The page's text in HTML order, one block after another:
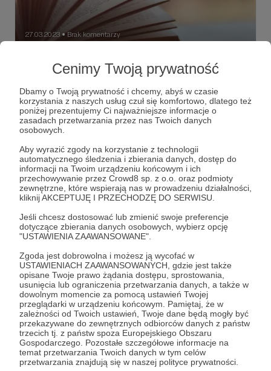
Cenimy Twoją prywatność
Dbamy o Twoją prywatność i chcemy, abyś w czasie
korzystania z naszych usług czuł się komfortowo, dlatego też
poniżej prezentujemy Ci najważniejsze informacje o
zasadach przetwarzania przez nas Twoich danych
osobowych.
Aby wyrazić zgody na korzystanie z technologii
automatycznego śledzenia i zbierania danych, dostęp do
informacji na Twoim urządzeniu końcowym i ich
przechowywanie przez Crowd8 sp. z o.o. oraz podmioty
zewnętrzne, które wspierają nas w prowadzeniu działalności,
kliknij AKCEPTUJĘ I PRZECHODZĘ DO SERWISU.
Jeśli chcesz dostosować lub zmienić swoje preferencje
dotyczące zbierania danych osobowych, wybierz opcję
"USTAWIENIA ZAAWANSOWANE".
Zgoda jest dobrowolna i możesz ją wycofać w
USTAWIENIACH ZAAWANSOWANYCH, gdzie jest także
opisane Twoje prawo żądania dostępu, sprostowania,
usunięcia lub ograniczenia przetwarzania danych, a także w
dowolnym momencie za pomocą ustawień Twojej
przeglądarki w urządzeniu końcowym. Pamiętaj, że w
zależności od Twoich ustawień, Twoje dane będą mogły być
przekazywane do zewnętrznych odbiorców danych z państw
trzecich tj. z państw spoza Europejskiego Obszaru
Gospodarczego. Pozostałe szczegółowe informacje na
temat przetwarzania Twoich danych w tym celów
przetwarzania znajdują się w naszej polityce prywatności.
27.03.2023 ● Brak komentarzy
Sprawy Organizacyje - post #1
Witajcie Patroni, jest to post informacyjny na temat
regulamin ksiazki mareknz +2
Dołącz do grona Patronów!
Wesprzyj działalność Autora Marek Maciejewski
teraz!
Zostań Patronem